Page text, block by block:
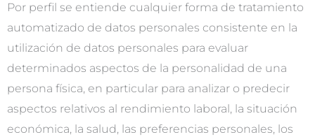
Por perfil se entiende cualquier forma de tratamiento
automatizado de datos personales consistente en la
utilización de datos personales para evaluar
determinados aspectos de la personalidad de una
persona física, en particular para analizar o predecir
aspectos relativos al rendimiento laboral, la situación
económica, la salud, las preferencias personales, los